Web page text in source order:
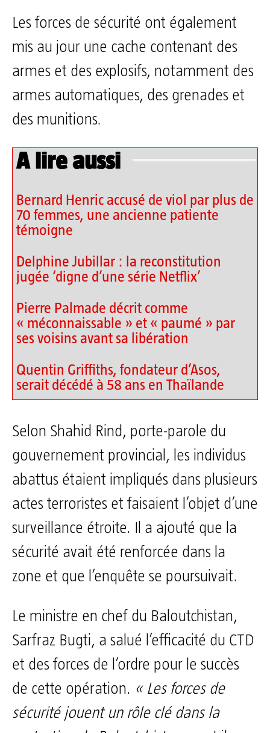
Les forces de sécurité ont également
mis au jour une cache contenant des
armes et des explosifs, notamment des
armes automatiques, des grenades et
des munitions.
A lire aussi
Bernard Henric accusé de viol par plus de
70 femmes, une ancienne patiente
témoigne
Delphine Jubillar : la reconstitution
jugée ‘digne d’une série Netflix’
Pierre Palmade décrit comme
« méconnaissable » et « paumé » par
ses voisins avant sa libération
Quentin Griffiths, fondateur d’Asos,
serait décédé à 58 ans en Thaïlande
Selon Shahid Rind, porte-parole du
gouvernement provincial, les individus
abattus étaient impliqués dans plusieurs
actes terroristes et faisaient l’objet d’une
surveillance étroite. Il a ajouté que la
sécurité avait été renforcée dans la
zone et que l’enquête se poursuivait.
Le ministre en chef du Baloutchistan,
Sarfraz Bugti, a salué l’efficacité du CTD
et des forces de l’ordre pour le succès
de cette opération. « Les forces de
sécurité jouent un rôle clé dans la